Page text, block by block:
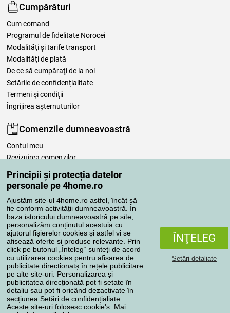
Principii și protecția datelor
personale pe 4home.ro
Ajustăm site-ul 4home.ro astfel, încât să
fie conform activității dumneavoastră. În
baza istoricului dumneavoastră pe site,
personalizăm conținutul acestuia cu
ajutorul fișierelor cookies și astfel vi se
afisează oferte si produse relevante. Prin
click pe butonul „Înteleg“ sunteți de acord
cu utilizarea cookies pentru afișarea de
publicitate direcționatș în rețele publicitare
pe alte site-uri. Personalizarea și
publicitatea direcționată pot fi setate în
detaliu sau pot fi oricând dezactivate în
secțiunea Setări de confidențialiate
Aceste site-uri folosesc cookie's. Mai
ÎNŢELEG
Setări detaliate
Cumpărături
Cum comand
Programul de fidelitate Norocei
Modalităţi şi tarife transport
Modalităţi de plată
De ce să cumpăraţi de la noi
Setările de confidențialitate
Termeni şi condiţii
Îngrijirea așternuturilor
Comenzile dumneavoastră
Contul meu
Revizuirea comenzilor
Reclamaţii
Retragere de la contract
Regulile de procesare a recenziilor
Metode de transport
Metode de plată
Magazin de încredere